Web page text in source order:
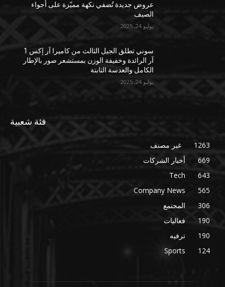
عروض جديدة تُضفي نكهة مميّزة على أجواء
الصيف
يوليو 24, 2025
سوني تطلق الجيل الثالث من كاميرا آر إكس 1
آر الرائدة وخفيفة الوزن بمستشعر صور بالإطار
الكامل والعدسة الثابتة
يوليو 24, 2025
فئة شعبية
غير مصنف
1263
أخبار الشركات
669
Tech
643
Company News
565
المجتمع
306
فعاليات
190
ترفيه
190
Sports
124